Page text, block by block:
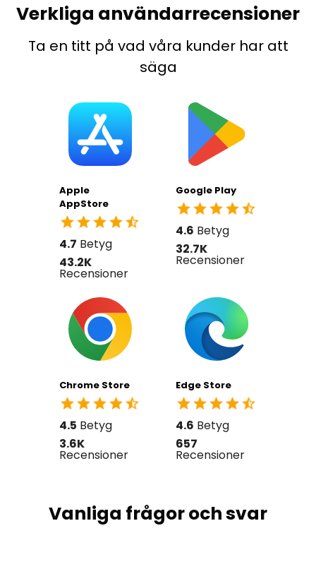
Verkliga användarrecensioner
Ta en titt på vad våra kunder har att
säga
Apple
AppStore
4.7 Betyg
43.2K
Recensioner
Google Play
4.6 Betyg
32.7K
Recensioner
Chrome Store
4.5 Betyg
3.6K
Recensioner
Edge Store
4.6 Betyg
657
Recensioner
Vanliga frågor och svar